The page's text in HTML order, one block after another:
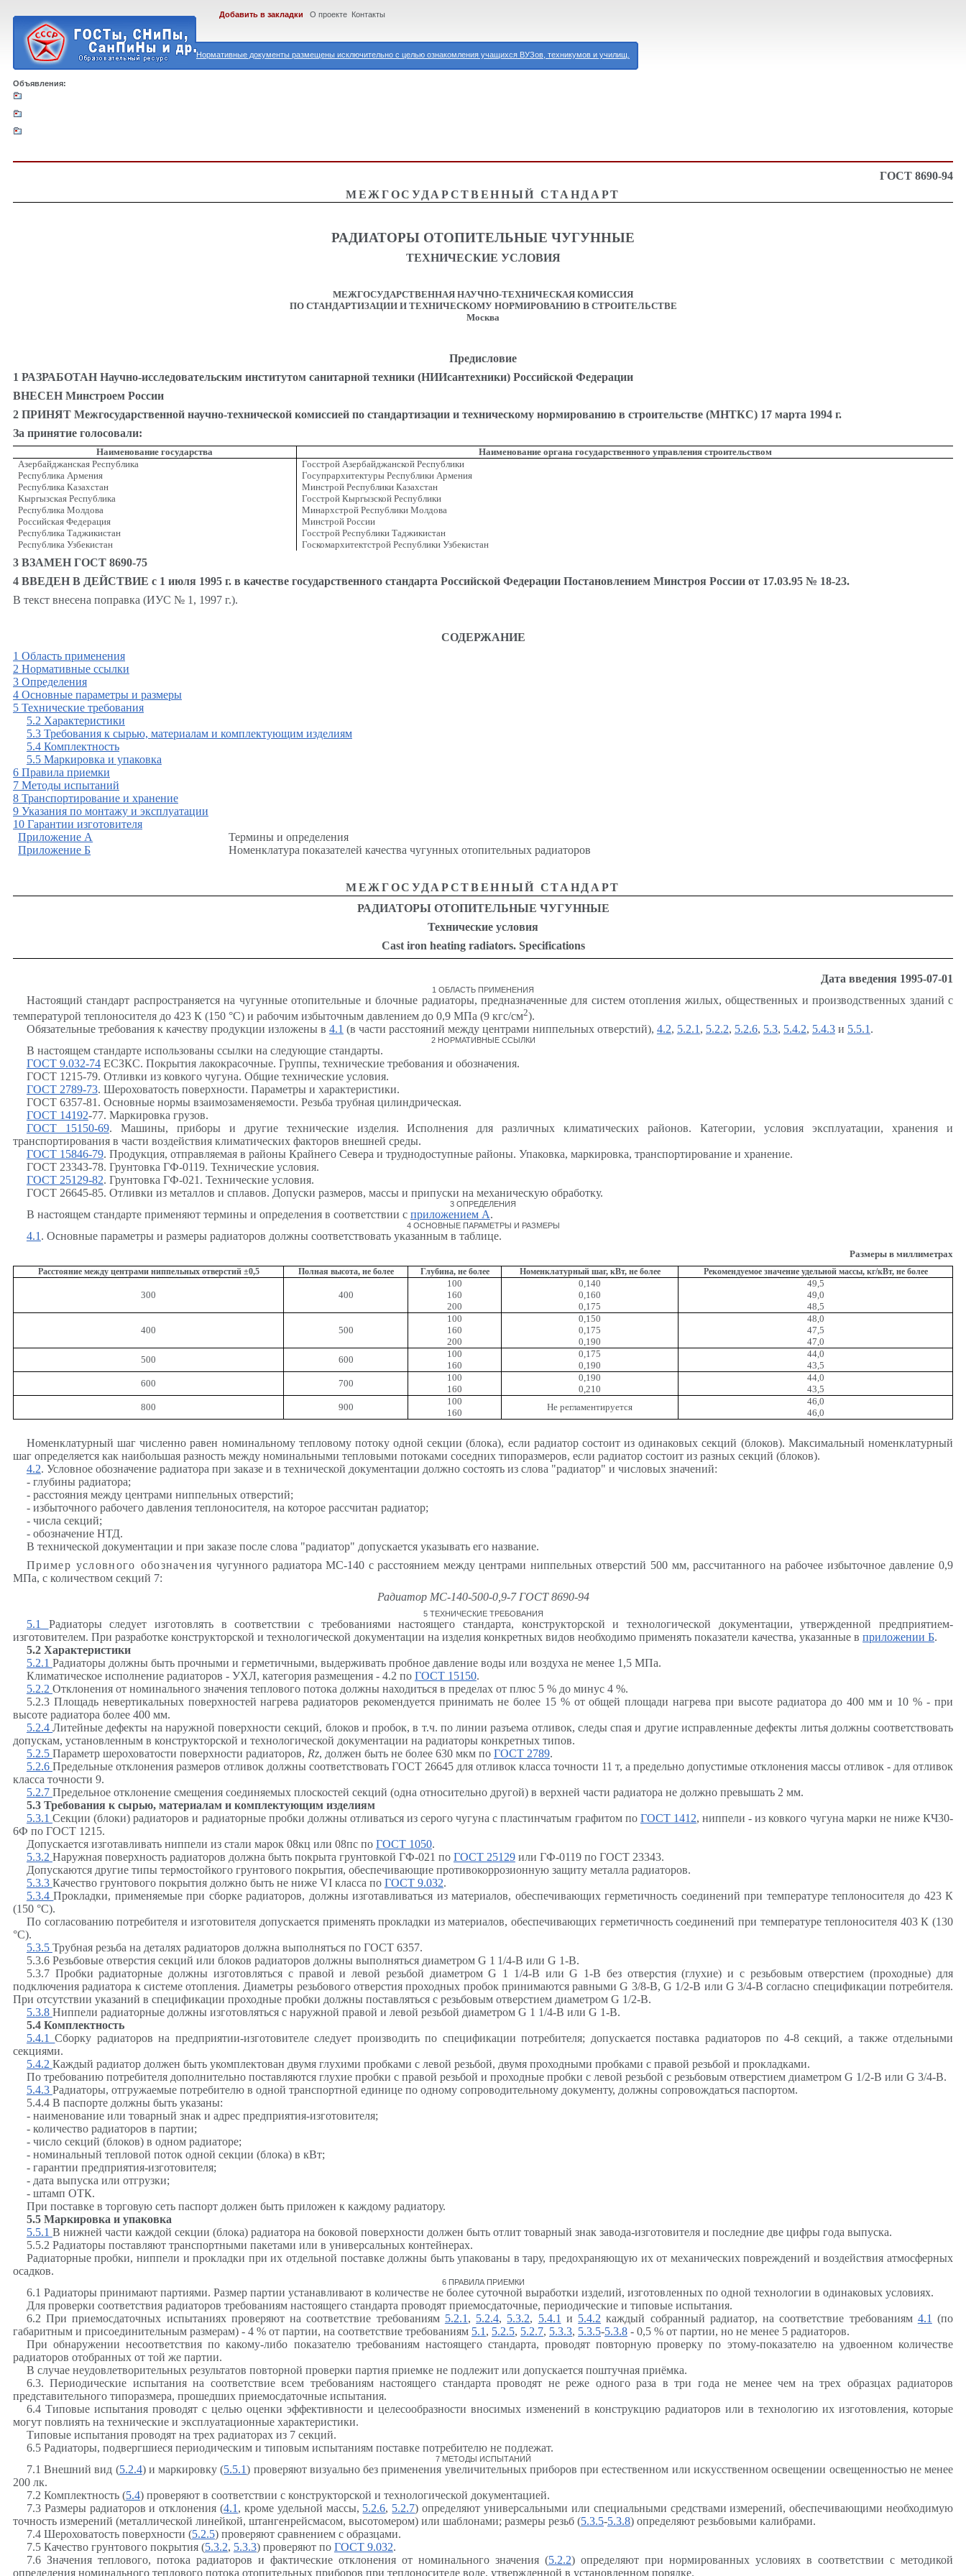
Нормативные документы размещены исключительно с целью ознакомления учащихся ВУЗов, техникумов и училищ.
Добавить в закладки О проекте Контакты
Объявления:
ГОСТ 8690-94
МЕЖГОСУДАРСТВЕННЫЙ СТАНДАРТ
РАДИАТОРЫ ОТОПИТЕЛЬНЫЕ ЧУГУННЫЕ
ТЕХНИЧЕСКИЕ УСЛОВИЯ
МЕЖГОСУДАРСТВЕННАЯ НАУЧНО-ТЕХНИЧЕСКАЯ КОМИССИЯ
ПО СТАНДАРТИЗАЦИИ И ТЕХНИЧЕСКОМУ НОРМИРОВАНИЮ В СТРОИТЕЛЬСТВЕ
Москва
Предисловие
1 РАЗРАБОТАН Научно-исследовательским институтом санитарной техники (НИИсантехники) Российской Федерации
ВНЕСЕН Минстроем России
2 ПРИНЯТ Межгосударственной научно-технической комиссией по стандартизации и техническому нормированию в строительстве (МНТКС) 17 марта 1994 г.
За принятие голосовали:
Наименование государства
Наименование органа государственного управления строительством
Азербайджанская Республика
Госстрой Азербайджанской Республики
Республика Армения
Госупрархитектуры Республики Армения
Республика Казахстан
Минстрой Республики Казахстан
Кыргызская Республика
Госстрой Кыргызской Республики
Республика Молдова
Минархстрой Республики Молдова
Российская Федерация
Минстрой России
Республика Таджикистан
Госстрой Республики Таджикистан
Республика Узбекистан
Госкомархитектстрой Республики Узбекистан
3 ВЗАМЕН ГОСТ 8690-75
4 ВВЕДЕН В ДЕЙСТВИЕ с 1 июля 1995 г. в качестве государственного стандарта Российской Федерации Постановлением Минстроя России от 17.03.95 № 18-23.
В текст внесена поправка (ИУС № 1, 1997 г.).
СОДЕРЖАНИЕ
1 Область применения
2 Нормативные ссылки
3 Определения
4 Основные параметры и размеры
5 Технические требования
5.2 Характеристики
5.3 Требования к сырью, материалам и комплектующим изделиям
5.4 Комплектность
5.5 Маркировка и упаковка
6 Правила приемки
7 Методы испытаний
8 Транспортирование и хранение
9 Указания по монтажу и эксплуатации
10 Гарантии изготовителя
Приложение А
Термины и определения
Приложение Б
Номенклатура показателей качества чугунных отопительных радиаторов
МЕЖГОСУДАРСТВЕННЫЙ СТАНДАРТ
РАДИАТОРЫ ОТОПИТЕЛЬНЫЕ ЧУГУННЫЕ
Технические условия
Cast iron heating radiators. Specifications
Дата введения 1995-07-01
1 ОБЛАСТЬ ПРИМЕНЕНИЯ
Настоящий стандарт распространяется на чугунные отопительные и блочные радиаторы, предназначенные для систем отопления жилых, общественных и производственных зданий с
температурой теплоносителя до 423 К (150 °С) и рабочим избыточным давлением до 0,9 МПа (9 кгс/см2).
Обязательные требования к качеству продукции изложены в 4.1 (в части расстояний между центрами ниппельных отверстий), 4.2, 5.2.1 , 5.2.2, 5.2.6, 5.3, 5.4.2, 5.4.3и 5.5.1 .
2 НОРМАТИВНЫЕ ССЫЛКИ
В настоящем стандарте использованы ссылки на следующие стандарты.
ГОСТ 9.032-74ЕСЗКС. Покрытия лакокрасочные. Группы, технические требования и обозначения.
ГОСТ 1215-79. Отливки из ковкого чугуна. Общие технические условия.
ГОСТ 2789-73. Шероховатость поверхности. Параметры и характеристики.
ГОСТ 6357-81. Основные нормы взаимозаменяемости. Резьба трубная цилиндрическая.
ГОСТ 14192-77. Маркировка грузов.
ГОСТ 15150-69. Машины, приборы и другие технические изделия. Исполнения для различных климатических районов. Категории, условия эксплуатации, хранения и
транспортирования в части воздействия климатических факторов внешней среды.
ГОСТ 15846-79. Продукция, отправляемая в районы Крайнего Севера и труднодоступные районы. Упаковка, маркировка, транспортирование и хранение.
ГОСТ 23343-78. Грунтовка ГФ-0119. Технические условия.
ГОСТ 25129-82. Грунтовка ГФ-021. Технические условия.
ГОСТ 26645-85. Отливки из металлов и сплавов. Допуски размеров, массы и припуски на механическую обработку.
3 ОПРЕДЕЛЕНИЯ
В настоящем стандарте применяют термины и определения в соответствии с приложением А.
4 ОСНОВНЫЕ ПАРАМЕТРЫ И РАЗМЕРЫ
4.1 . Основные параметры и размеры радиаторов должны соответствовать указанным в таблице.
Размеры в миллиметрах
Расстояние между центрами ниппельных отверстий ±0,5 Полная высота, не более Глубина, не более Номенклатурный шаг, кВт, не более Рекомендуемое значение удельной массы, кг/кВт, не более
300 400
100 0,140
49,5
160
0,160
49,0
200
0,175 48,5
400 500
100 0,150
48,0
160
0,175
47,5
200
0,190
47,0
500
600
100 0,175
44,0
160
0,190
43,5
600
700
100 0,190
44,0
160
0,210
43,5
800
900
100
Не регламентируется
46,0
160
46,0
Номенклатурный шаг численно равен номинальному тепловому потоку одной секции (блока), если радиатор состоит из одинаковых секций (блоков). Максимальный номенклатурный
шаг определяется как наибольшая разность между номинальными тепловыми потоками соседних типоразмеров, если радиатор состоит из разных секций (блоков).
4.2. Условное обозначение радиатора при заказе и в технической документации должно состоять из слова "радиатор" и числовых значений:
- глубины радиатора;
- расстояния между центрами ниппельных отверстий;
- избыточного рабочего давления теплоносителя, на которое рассчитан радиатор;
- числа секций;
- обозначение НТД.
В технической документации и при заказе после слова "радиатор" допускается указывать его название.
Пример условного обозначения чугунного радиатора МС-140 с расстоянием между центрами ниппельных отверстий 500 мм, рассчитанного на рабочее избыточное давление 0,9
МПа, с количеством секций 7:
Радиатор МС-140-500-0,9-7 ГОСТ 8690-94
5 ТЕХНИЧЕСКИЕ ТРЕБОВАНИЯ
5.1 Радиаторы следует изготовлять в соответствии с требованиями настоящего стандарта, конструкторской и технологической документации, утвержденной предприятием-
изготовителем. При разработке конструкторской и технологической документации на изделия конкретных видов необходимо применять показатели качества, указанные в приложении Б.
5.2 Характеристики
5.2.1 Радиаторы должны быть прочными и герметичными, выдерживать пробное давление воды или воздуха не менее 1,5 МПа.
Климатическое исполнение радиаторов - УХЛ, категория размещения - 4.2 по ГОСТ 15150.
5.2.2 Отклонения от номинального значения теплового потока должны находиться в пределах от плюс 5 % до минус 4 %.
5.2.3 Площадь невертикальных поверхностей нагрева радиаторов рекомендуется принимать не более 15 % от общей площади нагрева при высоте радиатора до 400 мм и 10 % - при
высоте радиатора более 400 мм.
5.2.4Литейные дефекты на наружной поверхности секций, блоков и пробок, в т.ч. по линии разъема отливок, следы спая и другие исправленные дефекты литья должны соответствовать
допускам, установленным в конструкторской и технологической документации на радиаторы конкретных типов.
5.2.5 Параметр шероховатости поверхности радиаторов, Rz, должен быть не более 630 мкм по ГОСТ 2789.
5.2.6 Предельные отклонения размеров отливок должны соответствовать ГОСТ 26645 для отливок класса точности 11 т, а предельно допустимые отклонения массы отливок - для отливок
класса точности 9.
5.2.7 Предельное отклонение смещения соединяемых плоскостей секций (одна относительно другой) в верхней части радиатора не должно превышать 2 мм.
5.3 Требования к сырью, материалам и комплектующим изделиям
5.3.1Секции (блоки) радиаторов и радиаторные пробки должны отливаться из серого чугуна с пластинчатым графитом по ГОСТ 1412, ниппели - из ковкого чугуна марки не ниже КЧ30-
6Ф по ГОСТ 1215.
Допускается изготавливать ниппели из стали марок 08кц или 08пс по ГОСТ 1050.
5.3.2 Наружная поверхность радиаторов должна быть покрыта грунтовкой ГФ-021 по ГОСТ 25129или ГФ-0119 по ГОСТ 23343.
Допускаются другие типы термостойкого грунтового покрытия, обеспечивающие противокоррозионную защиту металла радиаторов.
5.3.3 Качество грунтового покрытия должно быть не ниже VIкласса по ГОСТ 9.032.
5.3.4Прокладки, применяемые при сборке радиаторов, должны изготавливаться из материалов, обеспечивающих герметичность соединений при температуре теплоносителя до 423 К
(150 °С).
По согласованию потребителя и изготовителя допускается применять прокладки из материалов, обеспечивающих герметичность соединений при температуре теплоносителя 403 К (130
°С).
5.3.5 Трубная резьба на деталях радиаторов должна выполняться по ГОСТ 6357.
5.3.6 Резьбовые отверстия секций или блоков радиаторов должны выполняться диаметром G 1 1/4-В или G 1-В.
5.3.7 Пробки радиаторные должны изготовляться с правой и левой резьбой диаметромG 1 1/4-В илиG 1-В без отверстия (глухие) и с резьбовым отверстием (проходные) для
подключения радиатора к системе отопления. Диаметры резьбового отверстия проходных пробок принимаются равнымиG 3/8-В,G 1/2-В или G 3/4-В согласно спецификации потребителя.
При отсутствии указаний в спецификации проходные пробки должны поставляться с резьбовым отверстием диаметром G 1/2-В.
5.3.8 Ниппели радиаторные должны изготовляться с наружной правой и левой резьбой диаметром G 1 1/4-В или G 1-В.
5.4 Комплектность
5.4.1Сборку радиаторов на предприятии-изготовителе следует производить по спецификации потребителя; допускается поставка радиаторов по 4-8 секций, а также отдельными
секциями.
5.4.2 Каждый радиатор должен быть укомплектован двумя глухими пробками с левой резьбой, двумя проходными пробками с правой резьбой и прокладками.
По требованию потребителя дополнительно поставляются глухие пробки с правой резьбой и проходные пробки с левой резьбой с резьбовым отверстием диаметром G 1/2-В или G 3/4-В.
5.4.3 Радиаторы, отгружаемые потребителю в одной транспортной единице по одному сопроводительному документу, должны сопровождаться паспортом.
5.4.4 В паспорте должны быть указаны:
- наименование или товарный знак и адрес предприятия-изготовителя;
- количество радиаторов в партии;
- число секций (блоков) в одном радиаторе;
- номинальный тепловой поток одной секции (блока) в кВт;
- гарантии предприятия-изготовителя;
- дата выпуска или отгрузки;
- штамп ОТК.
При поставке в торговую сеть паспорт должен быть приложен к каждому радиатору.
5.5 Маркировка и упаковка
5.5.1 В нижней части каждой секции (блока) радиатора на боковой поверхности должен быть отлит товарный знак завода-изготовителя и последние две цифры года выпуска.
5.5.2 Радиаторы поставляют транспортными пакетами или в универсальных контейнерах.
Радиаторные пробки, ниппели и прокладки при их отдельной поставке должны быть упакованы в тару, предохраняющую их от механических повреждений и воздействия атмосферных
осадков.
6 ПРАВИЛА ПРИЕМКИ
6.1 Радиаторы принимают партиями. Размер партии устанавливают в количестве не более суточной выработки изделий, изготовленных по одной технологии в одинаковых условиях.
Для проверки соответствия радиаторов требованиям настоящего стандарта проводят приемосдаточные, периодические и типовые испытания.
6.2 При приемосдаточных испытаниях проверяют на соответствие требованиям 5.2.1 , 5.2.4, 5.3.2, 5.4.1 и 5.4.2 каждый собранный радиатор, на соответствие требованиям 4.1 (по
габаритным и присоединительным размерам) - 4 % от партии, на соответствие требованиям 5.1 , 5.2.5, 5.2.7, 5.3.3, 5.3.5-5.3.8 - 0,5 % от партии, но не менее 5 радиаторов.
При обнаружении несоответствия по какому-либо показателю требованиям настоящего стандарта, проводят повторную проверку по этому-показателю на удвоенном количестве
радиаторов отобранных от той же партии.
В случае неудовлетворительных результатов повторной проверки партия приемке не подлежит или допускается поштучная приёмка.
6.3. Периодические испытания на соответствие всем требованиям настоящего стандарта проводят не реже одного раза в три года не менее чем на трех образцах радиаторов
представительного типоразмера, прошедших приемосдаточные испытания.
6.4 Типовые испытания проводят с целью оценки эффективности и целесообразности вносимых изменений в конструкцию радиаторов или в технологию их изготовления, которые
могут повлиять на технические и эксплуатационные характеристики.
Типовые испытания проводят на трех радиаторах из 7 секций.
6.5 Радиаторы, подвергшиеся периодическим и типовым испытаниям поставке потребителю не подлежат.
7 МЕТОДЫ ИСПЫТАНИЙ
7.1 Внешний вид (5.2.4) и маркировку (5.5.1) проверяют визуально без применения увеличительных приборов при естественном или искусственном освещении освещенностью не менее
200 лк.
7.2 Комплектность (5.4) проверяют в соответствии с конструкторской и технологической документацией.
7.3 Размеры радиаторов и отклонения (4.1 , кроме удельной массы, 5.2.6, 5.2.7) определяют универсальными или специальными средствами измерений, обеспечивающими необходимую
точность измерений (металлической линейкой, штангенрейсмасом, высотомером) или шаблонами; размеры резьб (5.3.5-5.3.8) определяют резьбовыми калибрами.
7.4 Шероховатость поверхности (5.2.5) проверяют сравнением с образцами.
7.5 Качество грунтового покрытия (5.3.2, 5.3.3) проверяют по ГОСТ 9.032.
7.6 Значения теплового, потока радиаторов и фактические отклонения от номинального значения (5.2.2) определяют при нормированных условиях в соответствии с методикой
определения номинального теплового потока отопительных приборов при теплоносителе воде, утвержденной в установленном порядке.